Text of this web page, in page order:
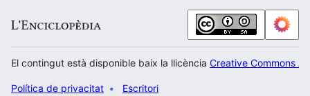
El contingut està disponible baix la llicència Creative Commons
Política de privacitat Escritori